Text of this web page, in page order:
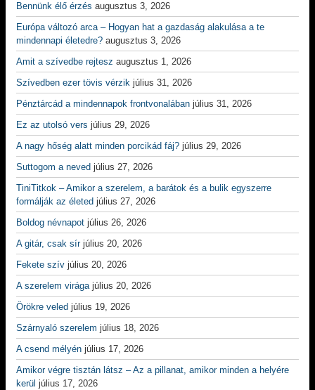
Bennünk élő érzés augusztus 3, 2026
Európa változó arca – Hogyan hat a gazdaság alakulása a te
mindennapi életedre? augusztus 3, 2026
Amit a szívedbe rejtesz augusztus 1, 2026
Szívedben ezer tövis vérzik július 31, 2026
Pénztárcád a mindennapok frontvonalában július 31, 2026
Ez az utolsó vers július 29, 2026
A nagy hőség alatt minden porcikád fáj? július 29, 2026
Suttogom a neved július 27, 2026
TiniTitkok – Amikor a szerelem, a barátok és a bulik egyszerre
formálják az életed július 27, 2026
Boldog névnapot július 26, 2026
A gitár, csak sír július 20, 2026
Fekete szív július 20, 2026
A szerelem virága július 20, 2026
Örökre veled július 19, 2026
Szárnyaló szerelem július 18, 2026
A csend mélyén július 17, 2026
Amikor végre tisztán látsz – Az a pillanat, amikor minden a helyére
kerül július 17, 2026